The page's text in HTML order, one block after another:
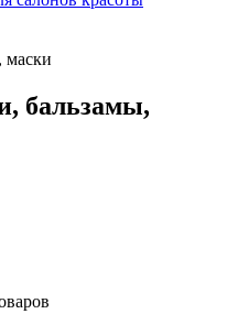
маски
бальзамы,